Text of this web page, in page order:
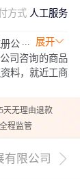
方式 人工服务
展开
公
司咨询的商品
料，就近工商
迎咨询购买！
天无理由退款
程监管
限公司